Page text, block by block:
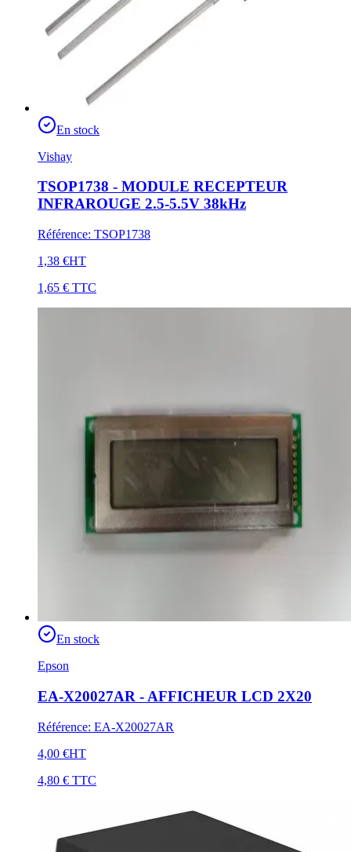
En stock
Vishay
TSOP1738 - MODULE RECEPTEUR
INFRAROUGE 2.5-5.5V 38kHz
Référence: TSOP1738
1,38 €HT
1,65 € TTC
En stock
Epson
EA-X20027AR - AFFICHEUR LCD 2X20
Référence: EA-X20027AR
4,00 €HT
4,80 € TTC